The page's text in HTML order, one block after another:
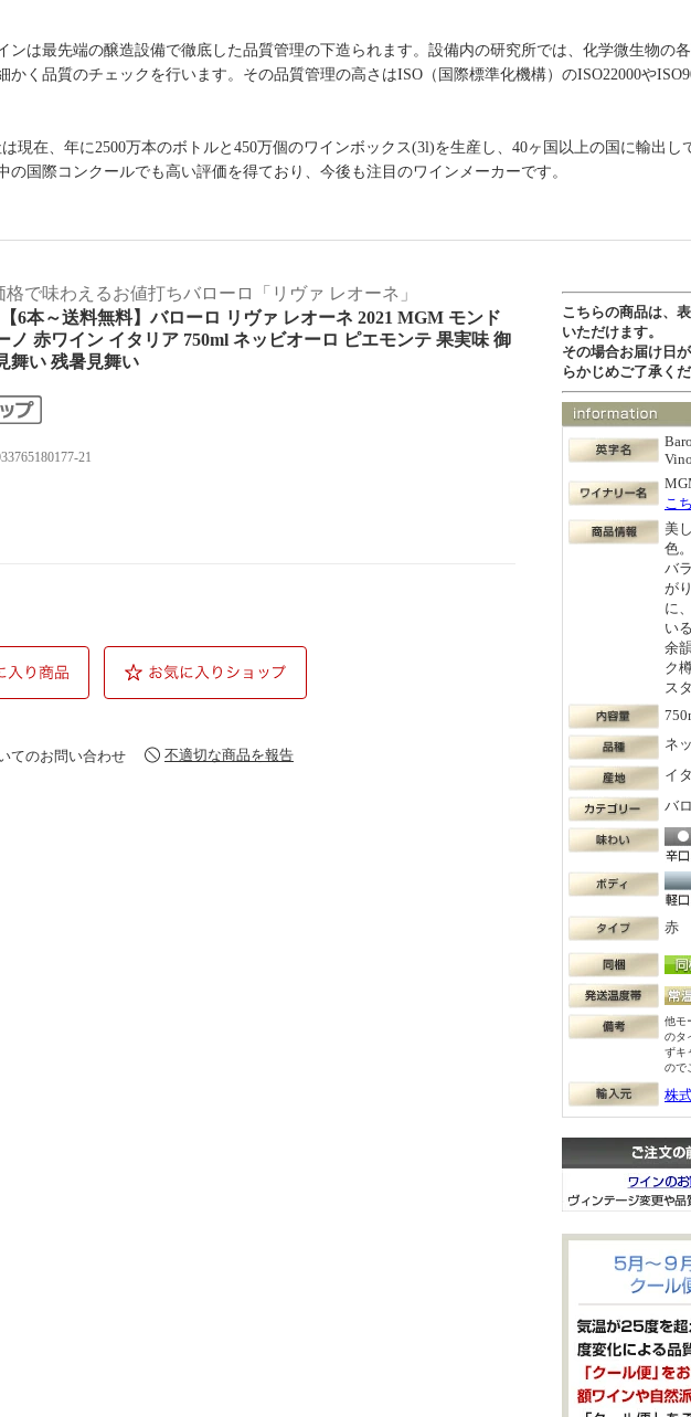
ンは最先端の醸造設備で徹底した品質管理の下造られます。設備内の研究所では、化学微生物の
かく品質のチェックを行います。その品質管理の高さはISO（国際標準化機構）のISO22000や
現在、年に2500万本のボトルと450万個のワインボックス(3l)を生産し、40ヶ国以上の国に輸出し
の国際コンクールでも高い評価を得ており、今後も注目のワインメーカーです。
格で味わえるお値打ちバローロ「リヴァ レオーネ」
6本～送料無料】バローロ リヴァ レオーネ 2021 MGM モンド
ノ 赤ワイン イタリア 750ml ネッビオーロ ピエモンテ 果実味 御
舞い 残暑見舞い
21
てのお問い合わせ 不適切な商品を報告
こちらの商品は、
いただけます。
その場合お届け日
らかじめご了承くだ
Vino
こ
美
色
バ
が
に
い
余
ク
ス
ネ
イ
バ
赤
他モ
のタ
ずキ
ので
株